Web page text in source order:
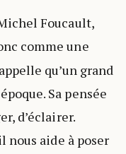
Foucault,
comme une
qu’un grand
Sa pensée
d’éclairer.
nous aide à poser